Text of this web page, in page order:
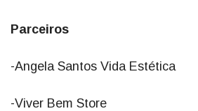
Parceiros
-Angela Santos Vida Estética
-Viver Bem Store